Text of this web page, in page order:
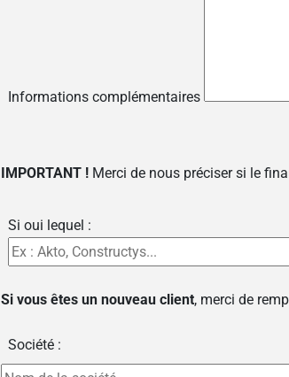
Informations complémentaires
IMPORTANT ! Merci de nous préciser si le
Si oui lequel :
Si vous êtes un nouveau client, merci de
Société :